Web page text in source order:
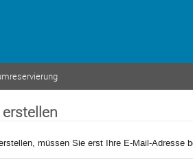
müssen Sie erst Ihre E-Mail-Adresse